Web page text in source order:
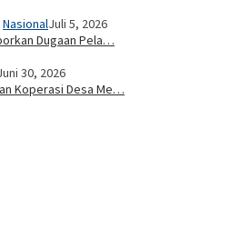
NasionalJuli 5, 2026
Dugaan Pela…
30, 2026
Koperasi Desa Me…